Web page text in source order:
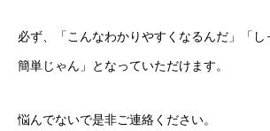
必ず、「こんなわかりやすくなるんだ」「
簡単じゃん」となっていただけます。
悩んでないで是非ご連絡ください。